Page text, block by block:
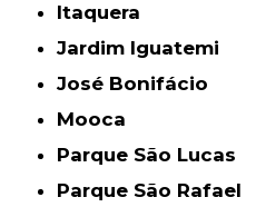
Itaquera
Jardim Iguatemi
José Bonifácio
Mooca
Parque São Lucas
Parque São Rafael